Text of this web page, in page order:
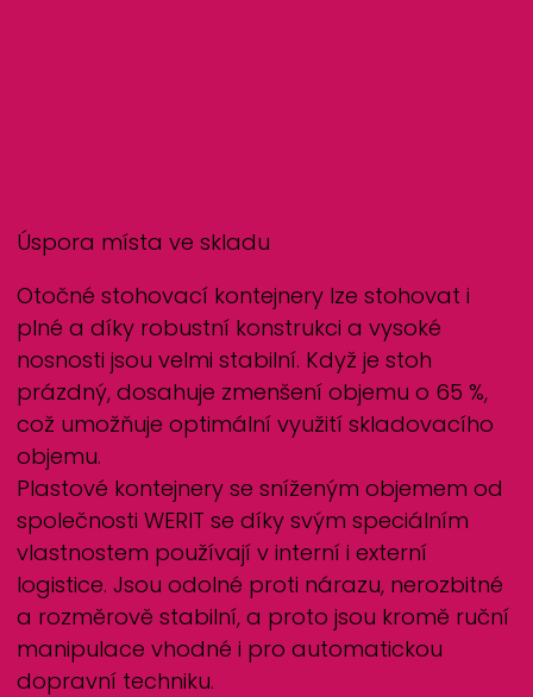
Úspora místa ve skladu
Otočné stohovací kontejnery lze stohovat i
plné a díky robustní konstrukci a vysoké
nosnosti jsou velmi stabilní. Když je stoh
prázdný, dosahuje zmenšení objemu o 65 %,
což umožňuje optimální využití skladovacího
objemu.
Plastové kontejnery se sníženým objemem od
společnosti WERIT se díky svým speciálním
vlastnostem používají v interní i externí
logistice. Jsou odolné proti nárazu, nerozbitné
a rozměrově stabilní, a proto jsou kromě ruční
manipulace vhodné i pro automatickou
dopravní techniku.